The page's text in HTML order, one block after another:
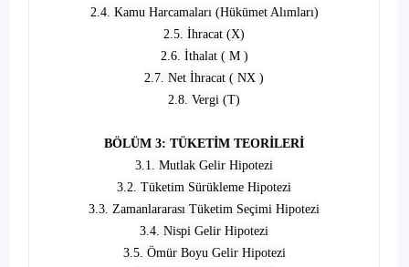
2.4. Kamu Harcamaları (Hükümet Alımları)
2.5. İhracat (X)
2.6. İthalat ( M )
2.7. Net İhracat ( NX )
2.8. Vergi (T)
BÖLÜM 3: TÜKETİM TEORİLERİ
3.1. Mutlak Gelir Hipotezi
3.2. Tüketim Sürükleme Hipotezi
3.3. Zamanlararası Tüketim Seçimi Hipotezi
3.4. Nispi Gelir Hipotezi
3.5. Ömür Boyu Gelir Hipotezi